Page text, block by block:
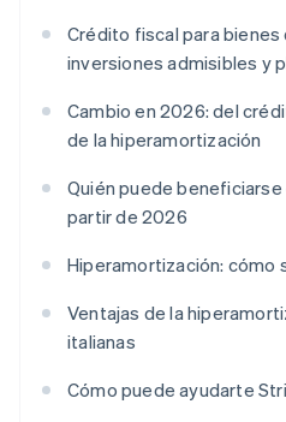
Crédito fiscal para
inversiones admisibles y
Cambio en 2026: del
de la hiperamortización
Quién puede
partir de 2026
Hiperamortización: cómo
Ventajas de la
italianas
Cómo puede ayudarte